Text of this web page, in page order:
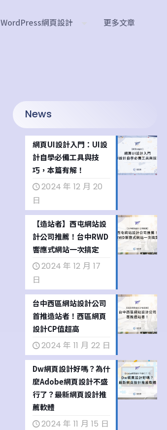
WordPress網頁設計 更多文章
News
網頁UI設計入門：UI設
計自學必備工具與技
巧，本篇有解！
2024 年 12 月 20
日
【造站者】西屯網站設
計公司推薦！台中RWD
響應式網站一次搞定
2024 年 12 月 17
日
台中西區網站設計公司
首推造站者！西區網頁
設計CP值超高
2024 年 11 月 22 日
Dw網頁設計好嗎？為什
麼Adobe網頁設計不盛
行了？最新網頁設計推
薦軟體
2024 年 11 月 15 日